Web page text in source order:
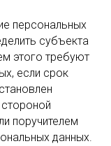
персональных
субъекта
этого требуют
если срок
поручителем
данных.